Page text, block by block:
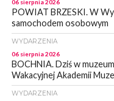
06 sierpnia 2026
POWIAT BRZESKI. W
samochodem osobowym
WYDARZENIA
06 sierpnia 2026
BOCHNIA. Dziś w
Wakacyjnej Akademii
WYDARZENIA